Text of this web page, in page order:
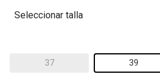
Seleccionar talla
37 39